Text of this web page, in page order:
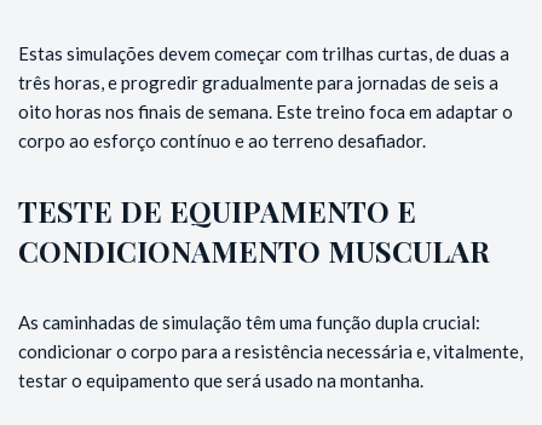
Estas simulações devem começar com trilhas curtas, de duas a
três horas, e progredir gradualmente para jornadas de seis a
oito horas nos finais de semana. Este treino foca em adaptar o
corpo ao esforço contínuo e ao terreno desafiador.
TESTE DE EQUIPAMENTO E
CONDICIONAMENTO MUSCULAR
As caminhadas de simulação têm uma função dupla crucial:
condicionar o corpo para a resistência necessária e, vitalmente,
testar o equipamento que será usado na montanha.